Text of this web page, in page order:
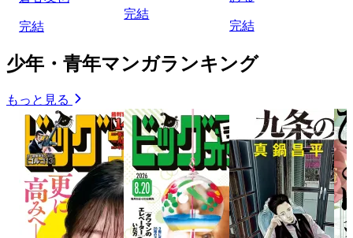
完結
完結
完結
少年・青年マンガランキング
もっと見る